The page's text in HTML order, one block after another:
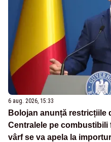
6 aug. 2026, 15:33
Bolojan anunță restricțiile
Centralele pe combustibili
vârf se va apela la